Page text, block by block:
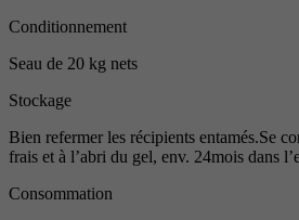
Conditionnement
Seau de 20 kg nets
Stockage
Bien refermer les récipients entamés.Se
frais et à l’abri du gel, env. 24mois dans
Consommation